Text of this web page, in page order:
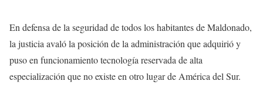
En defensa de la seguridad de todos los habitantes de Maldonado,
la justicia avaló la posición de la administración que adquirió y
puso en funcionamiento tecnología reservada de alta
especialización que no existe en otro lugar de América del Sur.